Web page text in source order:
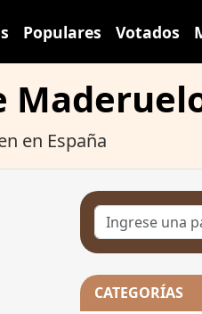
Populares Votados
en España
CATEGORÍAS